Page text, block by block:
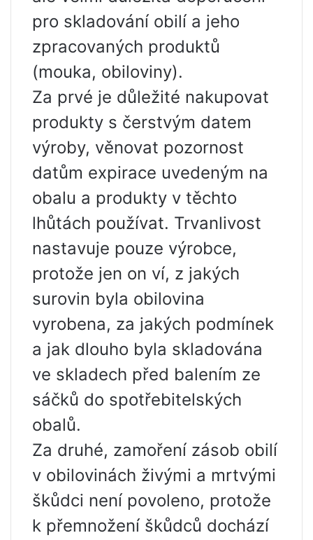
pro skladování obilí a jeho
zpracovaných produktů
(mouka, obiloviny).
Za prvé je důležité nakupovat
produkty s čerstvým datem
výroby, věnovat pozornost
datům expirace uvedeným na
obalu a produkty v těchto
lhůtách používat. Trvanlivost
nastavuje pouze výrobce,
protože jen on ví, z jakých
surovin byla obilovina
vyrobena, za jakých podmínek
a jak dlouho byla skladována
ve skladech před balením ze
sáčků do spotřebitelských
obalů.
Za druhé, zamoření zásob obilí
v obilovinách živými a mrtvými
škůdci není povoleno, protože
k přemnožení škůdců dochází